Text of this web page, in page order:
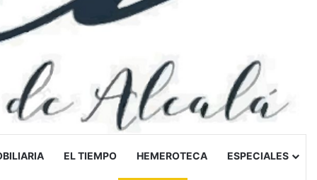
EL TIEMPO HEMEROTECA ESPECIALES